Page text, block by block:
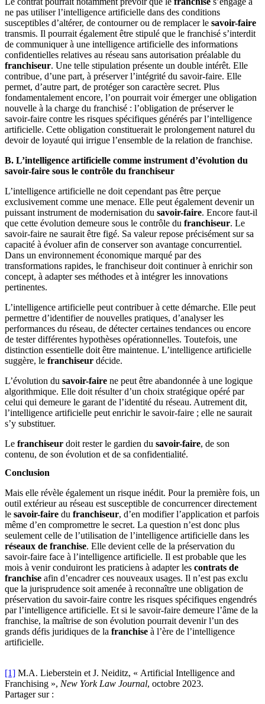
ne pas utiliser l’intelligence artificielle dans des conditions
susceptibles d’altérer, de contourner ou de remplacer le savoir-faire
transmis. Il pourrait également être stipulé que le franchisé s’interdit
de communiquer à une intelligence artificielle des informations
confidentielles relatives au réseau sans autorisation préalable du
franchiseur. Une telle stipulation présente un double intérêt. Elle
contribue, d’une part, à préserver l’intégrité du savoir-faire. Elle
permet, d’autre part, de protéger son caractère secret. Plus
fondamentalement encore, l’on pourrait voir émerger une obligation
nouvelle à la charge du franchisé : l’obligation de préserver le
savoir-faire contre les risques spécifiques générés par l’intelligence
artificielle. Cette obligation constituerait le prolongement naturel du
devoir de loyauté qui irrigue l’ensemble de la relation de franchise.
B. L’intelligence artificielle comme instrument d’évolution du
savoir-faire sous le contrôle du franchiseur
L’intelligence artificielle ne doit cependant pas être perçue
exclusivement comme une menace. Elle peut également devenir un
puissant instrument de modernisation du savoir-faire. Encore faut-il
que cette évolution demeure sous le contrôle du franchiseur. Le
savoir-faire ne saurait être figé. Sa valeur repose précisément sur sa
capacité à évoluer afin de conserver son avantage concurrentiel.
Dans un environnement économique marqué par des
transformations rapides, le franchiseur doit continuer à enrichir son
concept, à adapter ses méthodes et à intégrer les innovations
pertinentes.
L’intelligence artificielle peut contribuer à cette démarche. Elle peut
permettre d’identifier de nouvelles pratiques, d’analyser les
performances du réseau, de détecter certaines tendances ou encore
de tester différentes hypothèses opérationnelles. Toutefois, une
distinction essentielle doit être maintenue. L’intelligence artificielle
suggère, le franchiseur décide.
L’évolution du savoir-faire ne peut être abandonnée à une logique
algorithmique. Elle doit résulter d’un choix stratégique opéré par
celui qui demeure le garant de l’identité du réseau. Autrement dit,
l’intelligence artificielle peut enrichir le savoir-faire ; elle ne saurait
s’y substituer.
Le franchiseur doit rester le gardien du savoir-faire, de son
contenu, de son évolution et de sa confidentialité.
Conclusion
Mais elle révèle également un risque inédit. Pour la première fois, un
outil extérieur au réseau est susceptible de concurrencer directement
le savoir-faire du franchiseur, d’en modifier l’application et parfois
même d’en compromettre le secret. La question n’est donc plus
seulement celle de l’utilisation de l’intelligence artificielle dans les
réseaux de franchise. Elle devient celle de la préservation du
savoir-faire face à l’intelligence artificielle. Il est probable que les
mois à venir conduiront les praticiens à adapter les contrats de
franchise afin d’encadrer ces nouveaux usages. Il n’est pas exclu
que la jurisprudence soit amenée à reconnaître une obligation de
préservation du savoir-faire contre les risques spécifiques engendrés
par l’intelligence artificielle. Et si le savoir-faire demeure l’âme de la
franchise, la maîtrise de son évolution pourrait devenir l’un des
grands défis juridiques de la franchise à l’ère de l’intelligence
artificielle.
[1] M.A. Lieberstein et J. Neiditz, « Artificial Intelligence and
Franchising », New York Law Journal, octobre 2023.
Partager sur :